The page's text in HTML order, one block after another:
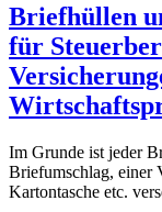
Briefhüllen
für
Im Grunde ist jeder
Briefumschlag, einer
Kartontasche etc.